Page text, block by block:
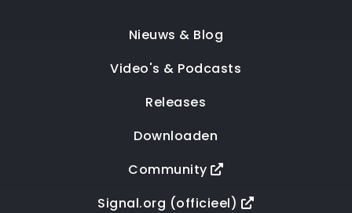
Nieuws & Blog
Video's & Podcasts
Releases
Downloaden
Community
Signal.org (officieel)